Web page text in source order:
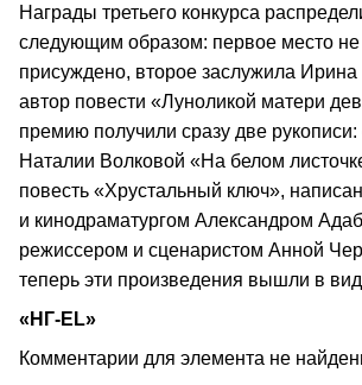
Награды третьего конкурса
следующим образом: первое место
присуждено, второе заслужила
автор повести «Луноликой матери
премию получили сразу две рукописи:
Наталии Волковой «На белом
повесть «Хрустальный ключ»,
и кинодраматургом Александром
режиссером и сценаристом Анной
теперь эти произведения вышли в
«НГ-EL»
Комментарии для элемента не